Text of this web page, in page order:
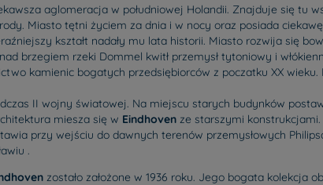
aglomeracja w południowej Holandii. Znajduje się tu
Miasto tętni życiem za dnia i w nocy oraz posiada
kształt nadały mu lata historii. Miasto rozwija się
brzegiem rzeki Dommel kwitł przemysł tytoniowy i
kamienic bogatych przedsiębiorców z poczatku XX wieku.
II wojny światowej. Na miejscu starych budynków
miesza się w Eindhoven ze starszymi
przy wejściu do dawnych terenów przemysłowych
.
zostało założone w 1936 roku. Jego bogata kolekcja